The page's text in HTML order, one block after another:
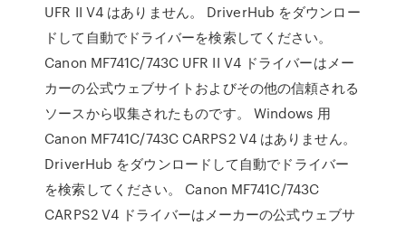
UFR II V4 はありません。 DriverHub をダウンロー
ドして自動でドライバーを検索してください。
Canon MF741C/743C UFR II V4 ドライバーはメー
カーの公式ウェブサイトおよびその他の信頼される
ソースから収集されたものです。 Windows 用
Canon MF741C/743C CARPS2 V4 はありません。
DriverHub をダウンロードして自動でドライバー
を検索してください。 Canon MF741C/743C
CARPS2 V4 ドライバーはメーカーの公式ウェブサ